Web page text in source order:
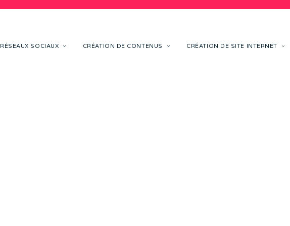
RÉSEAUX SOCIAUX CRÉATION DE CONTENUS CRÉATION DE SITE INTERNET